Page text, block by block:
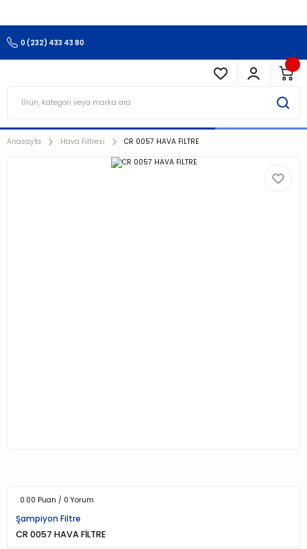
0 (232) 433 43 80
Anasayfa Hava Filtresi CR 0057 HAVA FİLTRE
0.00 Puan / 0 Yorum
Şampiyon Filtre
CR 0057 HAVA FİLTRE